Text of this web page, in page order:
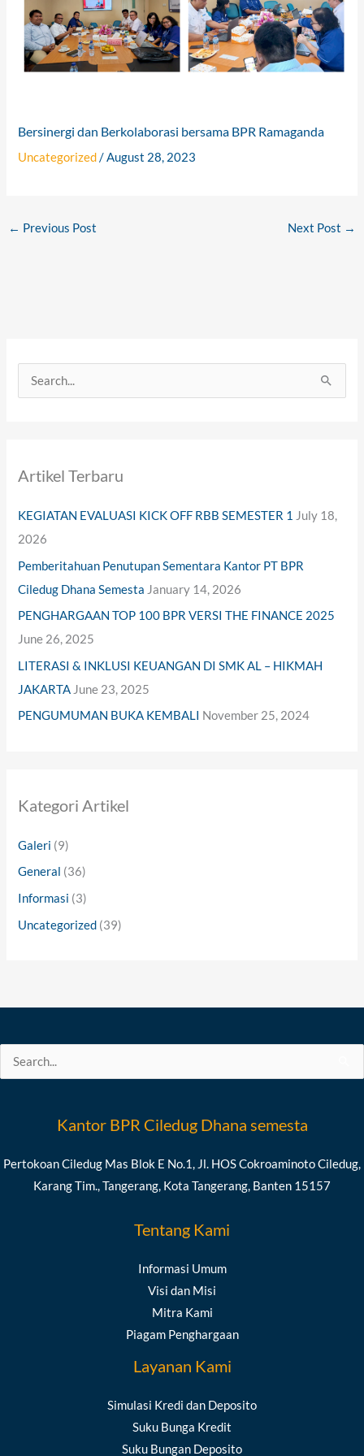
Bersinergi dan Berkolaborasi bersama BPR Ramaganda
Uncategorized/August 28, 2023
← Previous Post Next Post →
c
r
:
Artikel Terbaru
KEGIATAN EVALUASI KICK OFF RBB SEMESTER 1 July 18,
2026
Pemberitahuan Penutupan Sementara Kantor PT BPR
Ciledug Dhana Semesta January 14, 2026
PENGHARGAAN TOP 100 BPR VERSI THE FINANCE 2025
June 26, 2025
LITERASI & INKLUSI KEUANGAN DI SMK AL – HIKMAH
JAKARTA June 23, 2025
PENGUMUMAN BUKA KEMBALI November 25, 2024
Kategori Artikel
Galeri (9)
General (36)
Informasi (3)
Uncategorized (39)
Search
Kantor BPR Ciledug Dhana semesta
Pertokoan Ciledug Mas Blok E No.1, Jl. HOS Cokroaminoto Ciledug,
Karang Tim., Tangerang, Kota Tangerang, Banten 15157
Tentang Kami
Informasi Umum
Visi dan Misi
Mitra Kami
Piagam Penghargaan
Layanan Kami
Simulasi Kredi dan Deposito
Suku Bunga Kredit
Suku Bungan Deposito